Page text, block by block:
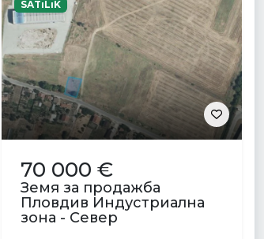
SATıLıK
70 000 €
Земя за продажба
Пловдив Индустриална
зона - Север